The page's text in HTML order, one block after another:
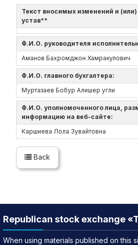
Текст вносимых изменений и
устав**
Ф.И.О. руководителя
Аманов Бахромджон Хамракулович
Ф.И.О. главного бухгалтера:
Муртазаев Бобур Алишер угли
Ф.И.О. уполномоченного лица,
информацию на веб-сайте:
Каршиева Лола Зувайтовна
Back
Republican stock exchange
When using materials published on this